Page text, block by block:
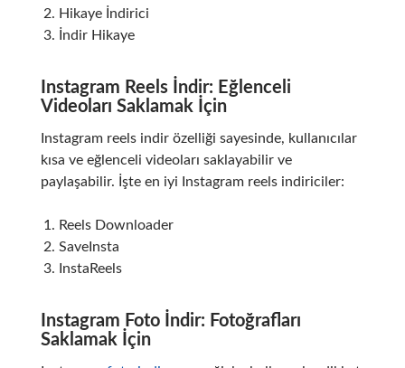
Hikaye İndirici
İndir Hikaye
Instagram Reels İndir: Eğlenceli
Videoları Saklamak İçin
Instagram reels indir özelliği sayesinde, kullanıcılar
kısa ve eğlenceli videoları saklayabilir ve
paylaşabilir. İşte en iyi Instagram reels indiriciler:
Reels Downloader
SaveInsta
InstaReels
Instagram Foto İndir: Fotoğrafları
Saklamak İçin